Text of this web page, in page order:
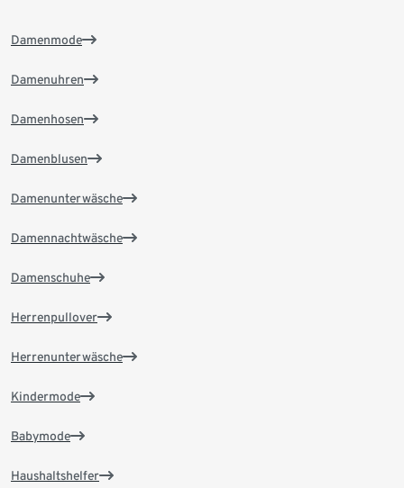
Damenmode
Damenuhren
Damenhosen
Damenblusen
Damenunterwäsche
Damennachtwäsche
Damenschuhe
Herrenpullover
Herrenunterwäsche
Kindermode
Babymode
Haushaltshelfer